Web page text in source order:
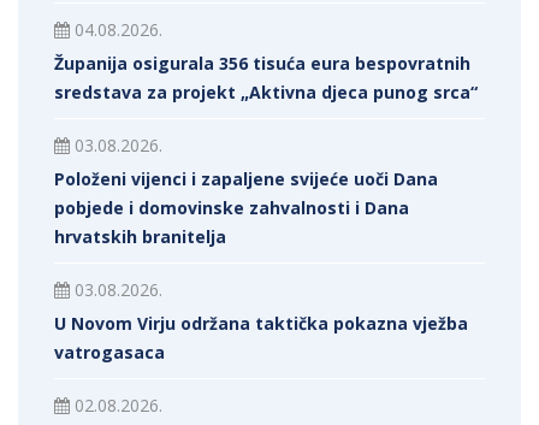
04.08.2026.
Županija osigurala 356 tisuća eura bespovratnih
sredstava za projekt „Aktivna djeca punog srca“
03.08.2026.
Položeni vijenci i zapaljene svijeće uoči Dana
pobjede i domovinske zahvalnosti i Dana
hrvatskih branitelja
03.08.2026.
U Novom Virju održana taktička pokazna vježba
vatrogasaca
02.08.2026.